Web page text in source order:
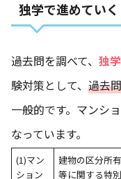
独学で進めていく
過去問を調べて、 独学
験対策として、 過去
一般的です。マンシ
なっています。
(1)マン
ション
建物の区分所
等に関する特